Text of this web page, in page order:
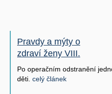
Pravdy a mýty o
zdraví ženy VIII.
Po operačním odstranění
děti. celý článek